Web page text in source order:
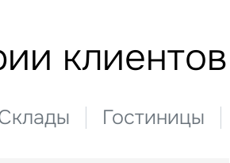
клиентов
Гостиницы
Инвестиции
Склады
Исследования и новости
Инвестиции
Москва и Московская
Предложения о продаже
Это
Москва
Алматы